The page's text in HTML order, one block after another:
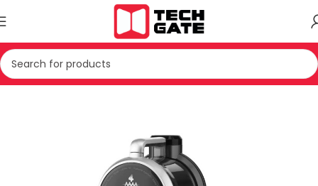
Kreu PAJISJE TE VOGLA SHTEPIAKE FSHESE ELEKTRIKE